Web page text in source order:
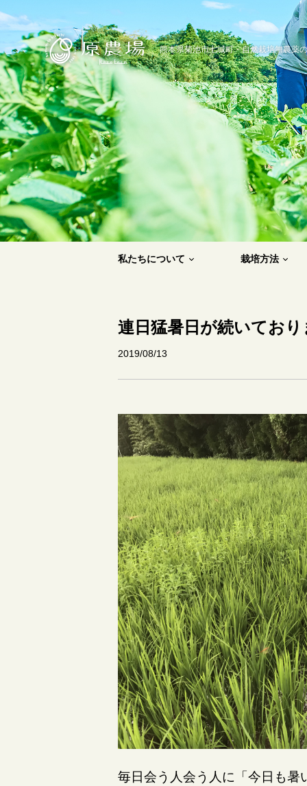
原農場
熊本県菊池市七城町・自然栽培無農薬
私たちについて 栽培方法
連日猛暑日が続いており
2019/08/13
毎日会う人会う人に「今日も暑